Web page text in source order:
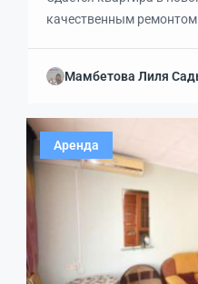
качественным
дорогая сантехника. В
продуктовый рынок, в
школа и […]
Мамбетова Лиля
Аренда